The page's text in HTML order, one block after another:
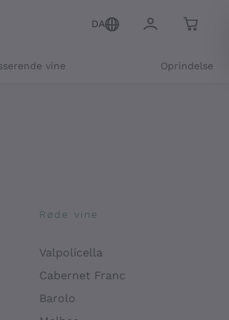
DA
vine Oprindelse
Røde vine
Valpolicella
Cabernet Franc
Barolo
tilbud